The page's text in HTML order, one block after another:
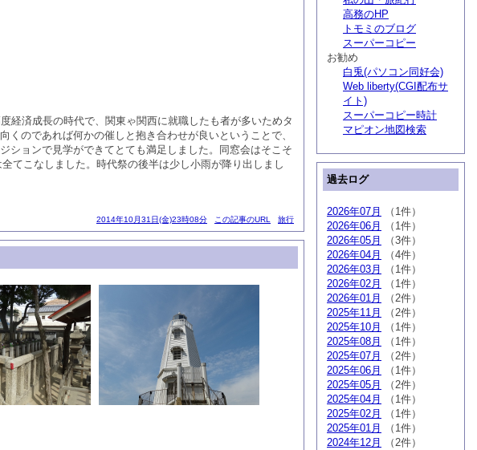
経済成長の時代で、関東ゃ関西に就職したも者が多いためタ
のであれば何かの催しと抱き合わせが良いということで、
ションで見学ができてとても満足しました。同窓会はそこそ
てこなしました。時代祭の後半は少し小雨が降り出しまし
2014年10月31日(金)23時08分 この記事のURL 旅行
高務のHP
トモミのブログ
スーパーコピー
お勧め
白兎(パソコン同好会)
Web liberty(CGI配布サ
イト)
スーパーコピー時計
マピオン地図検索
過去ログ
2026年07月
（1件）
2026年06月
（1件）
2026年05月
（3件）
2026年04月
（4件）
2026年03月
（1件）
2026年02月
（1件）
2026年01月
（2件）
2025年11月
（2件）
2025年10月
（1件）
2025年08月
（1件）
2025年07月
（2件）
2025年06月
（1件）
2025年05月
（2件）
2025年04月
（1件）
2025年02月
（1件）
2025年01月
（1件）
2024年12月
（2件）